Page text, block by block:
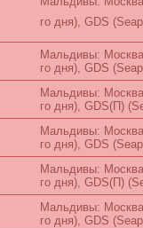
го дня), GDS
Мальдивы:
го дня), GDS
Мальдивы:
го дня), GDS(П)
Мальдивы:
го дня), GDS
Мальдивы:
го дня), GDS(П)
Мальдивы:
го дня), GDS